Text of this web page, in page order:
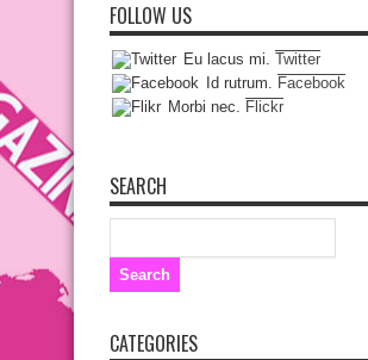
FOLLOW US
Eu lacus mi. Twitter
Id rutrum. Facebook
Morbi nec. Flickr
SEARCH
CATEGORIES